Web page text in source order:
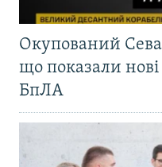
Окупований
що показали
БпЛА